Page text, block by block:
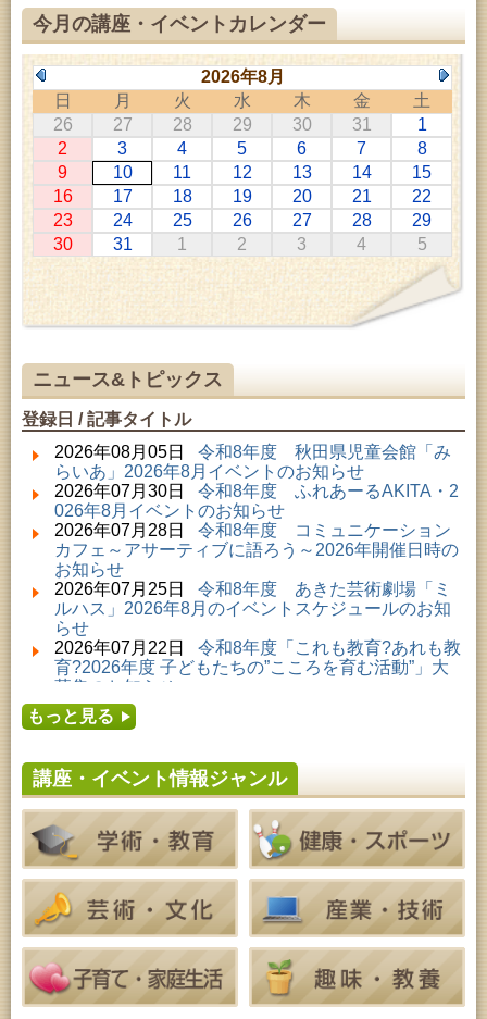
2026年06月06日 ～ 2026年10月17日 (秋田市)
令和8年度 あきたスマートカレッジD講座「防災講
座～自助力と共助力を高める～」
2026年06月27日 ～ 2026年09月05日 (秋田市)
令和8年度 あきたスマートカレッジB講座「熟議フ
ァシリテーター講座 ～熟議をつくろう！～」
2026年07月01日 ～ 2026年09月23日 (仙北市)
千葉克介写真展 ～自然の息吹～
2026年07月11日 ～ 2026年08月30日 (秋田市)
特別展「わけあって絶滅しました。展」
2026年07月14日 ～ 2026年08月23日 (秋田市)
子どもの読書活動推進事業「夏休みは図書館へ行こ
う－みんなの読みたい！知りたい！学びたい！をお
手伝いします－」（資料展示）
2026年07月25日 ～ 2026年09月06日 (美郷町)
美郷町学友館特別展「加藤明見 森に生きるツキノワ
グマ～1年の記録～」
子どもの読書活動推進事業「夏休みは図書館へ行こ
う－みんなの読みたい！知りたい！学びたい！をお
手伝いします－」（資料展示）
2026年08月01日 ～ 2026年08月23日 (秋田市)
乳幼児・青少年教育「図書館クイズラリー」
2026年08月01日 ～ 2026年09月23日 (秋田市)
おかえりなさい！佐竹本三十六歌仙絵とゆかりの名
品
2026年08月01日 ～ 2026年09月23日 (秋田市)
佐竹氏の名宝、雄大なる歴史を想う～武と雅～
2026年08月01日 ～ 2026年08月23日 (大館市)
清澄コレクション未公開絵画展
2026年08月01日 ～ 2026年08月25日 (秋田市)
工房雑がみランド2026
2026年08月01日 ～ 2026年08月30日 (秋田市)
乳幼児・青少年教育「夏休み資料展示」
2026年08月01日 ～ 2026年08月16日 (秋田市)
2026年08月01日 ～ 2026年08月30日 (秋田市)
成人教育「研修室開放」
特別展「超写実 ホキ美術館名品展」
2026年08月11日 (秋田市)
令和8年度 椎名雄一郎オルガンレクチャーコンサー
ト
2026年08月14日 (秋田市)
成人教育「古文書解読講座」
2026年08月15日 (秋田市)
乳幼児教育「作ってあそぼう工作会『レインボース
ティック』を作ろう！」
2026年08月15日 (秋田市)
乳幼児教育「パンダのえほん修理屋さん」
2026年08月15日 (秋田市)
乳幼児教育・青少年教育「おはなしの会」
今月の講座・イベントカレンダー
2026年8月
日
月 火 水 木 金
土
26
27 28 29 30 31
1
2
3 4 5 6 7
8
9
10 11 12 13 14
15
16
17 18 19 20 21
22
23
24 25 26 27 28
29
30
31 1 2 3 4 5
ニュース&トピックス
登録日 / 記事タイトル
2026年08月05日 令和8年度 秋田県児童会館「み
らいあ」2026年8月イベントのお知らせ
2026年07月30日 令和8年度 ふれあーるAKITA・2
026年8月イベントのお知らせ
2026年07月28日 令和8年度 コミュニケーション
カフェ～アサーティブに語ろう～2026年開催日時の
お知らせ
2026年07月25日 令和8年度 あきた芸術劇場「ミ
ルハス」2026年8月のイベントスケジュールのお知
らせ
2026年07月22日 令和8年度「これも教育?あれも教
育?2026年度 子どもたちの”こころを育む活動”」大
募集のお知らせ
2026年07月16日
夏休み親子体験教室」募集のお知らせ
らいあ」2026年7月イベントのお知らせ
2026年07月11日令和8年度 あきた芸術劇場「ミ
ルハス」2026年7月のイベントスケジュールのお知
らせ
2026年07月10日令和8年度 株式会社パソナ「キ
ャリアコンサルタント相談」のお知らせ
2026年07月10日令和8年度 株式会社パソナ「キ
ャリア形成リスキリング支援センター」紹介のお知
らせ
もっと見る
講座・イベント情報ジャンル